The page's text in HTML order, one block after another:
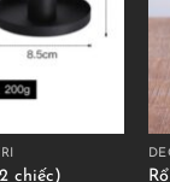
chiếc)